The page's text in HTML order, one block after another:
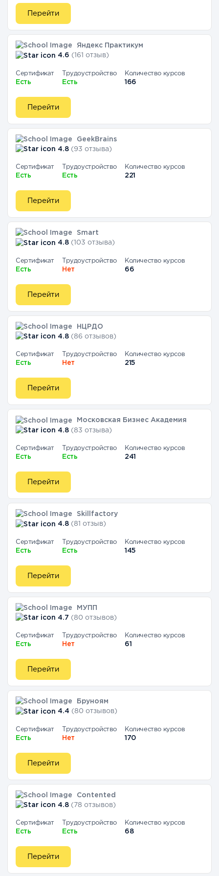
Перейти
Яндекс Практикум
4.6 (161 отзыв)
Сертификат
Есть
Трудоустройство
Есть
Количество курсов
166
Перейти
GeekBrains
4.8 (93 отзыва)
Сертификат
Есть
Трудоустройство
Есть
Количество курсов
221
Перейти
Smart
4.8 (103 отзыва)
Сертификат
Есть
Трудоустройство
Нет
Количество курсов
66
Перейти
НЦРДО
4.8 (86 отзывов)
Сертификат
Есть
Трудоустройство
Нет
Количество курсов
215
Перейти
Московская Бизнес Академия
4.8 (83 отзыва)
Сертификат
Есть
Трудоустройство
Есть
Количество курсов
241
Перейти
Skillfactory
4.8 (81 отзыв)
Сертификат
Есть
Трудоустройство
Есть
Количество курсов
145
Перейти
МУПП
4.7 (80 отзывов)
Сертификат
Есть
Трудоустройство
Нет
Количество курсов
61
Перейти
Бруноям
4.4 (80 отзывов)
Сертификат
Есть
Трудоустройство
Нет
Количество курсов
170
Перейти
Contented
4.8 (78 отзывов)
Сертификат
Есть
Трудоустройство
Есть
Количество курсов
68
Перейти